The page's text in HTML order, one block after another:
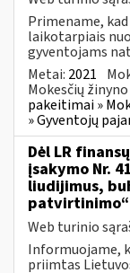
Primename,
laikotarpiais
gyventojams
Metai: 2021
Mokesčių
pakeitimai »
» Gyventojų
Dėl LR
įsakymo Nr.
liudijimus,
Web turinio
Informuojame,
priimtas